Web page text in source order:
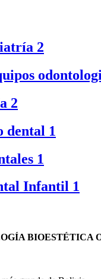
2
2
dental 1
1
Infantil 1
BIOESTÉTICA